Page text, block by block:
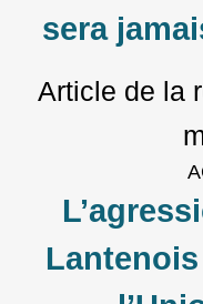
sera
Article de la